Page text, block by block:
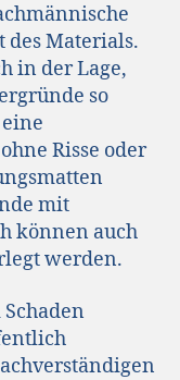
Materials.
in der Lage,
so
Risse oder
mit
können auch
werden.